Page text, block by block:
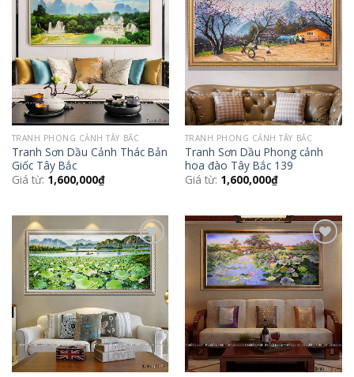
Add to
Wishlist
TRANH PHONG CẢNH TÂY BẮC
Tranh Sơn Dầu Cảnh Thác Bản
Giốc Tây Bắc
Giá từ: 1,600,000₫
Add to
Wishlist
TRANH PHONG CẢNH TÂY BẮC
Tranh Sơn Dầu Phong cảnh
hoa đào Tây Bắc 139
Giá từ: 1,600,000₫
Add to
Wishlist
Add to
Wishlist